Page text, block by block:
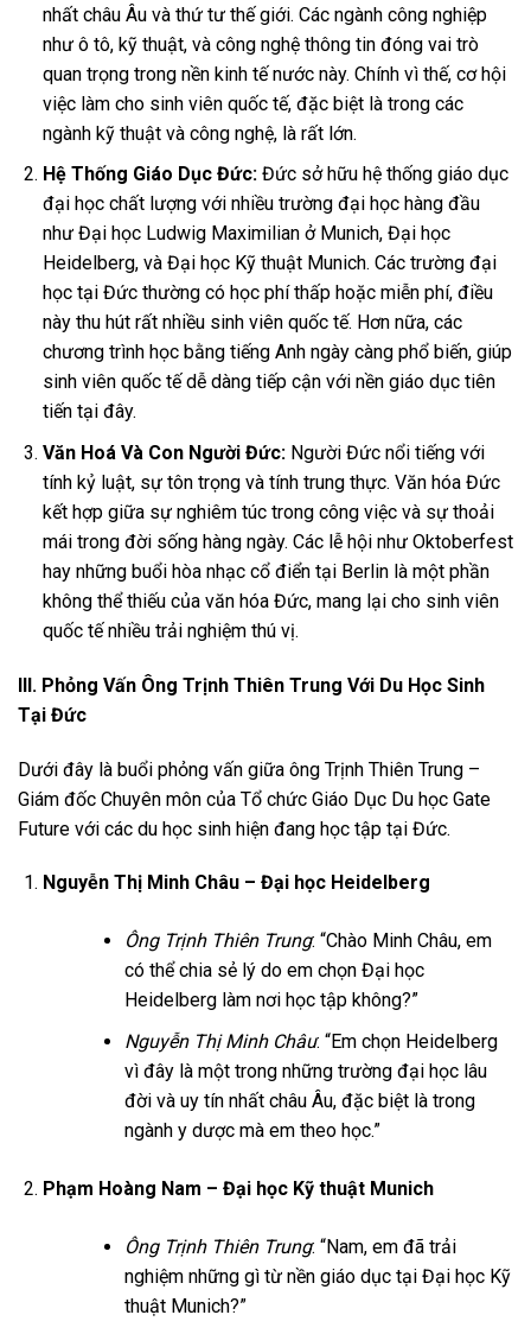
nhất châu Âu và thứ tư thế giới. Các ngành công nghiệp
như ô tô, kỹ thuật, và công nghệ thông tin đóng vai trò
quan trọng trong nền kinh tế nước này. Chính vì thế, cơ hội
việc làm cho sinh viên quốc tế, đặc biệt là trong các
ngành kỹ thuật và công nghệ, là rất lớn.
Hệ Thống Giáo Dục Đức:Đức sở hữu hệ thống giáo dục
đại học chất lượng với nhiều trường đại học hàng đầu
như Đại học Ludwig Maximilian ở Munich, Đại học
Heidelberg, và Đại học Kỹ thuật Munich. Các trường đại
học tại Đức thường có học phí thấp hoặc miễn phí, điều
này thu hút rất nhiều sinh viên quốc tế. Hơn nữa, các
chương trình học bằng tiếng Anh ngày càng phổ biến, giúp
sinh viên quốc tế dễ dàng tiếp cận với nền giáo dục tiên
tiến tại đây.
Văn Hoá Và Con Người Đức:Người Đức nổi tiếng với
tính kỷ luật, sự tôn trọng và tính trung thực. Văn hóa Đức
kết hợp giữa sự nghiêm túc trong công việc và sự thoải
mái trong đời sống hàng ngày. Các lễ hội như Oktoberfest
hay những buổi hòa nhạc cổ điển tại Berlin là một phần
không thể thiếu của văn hóa Đức, mang lại cho sinh viên
quốc tế nhiều trải nghiệm thú vị.
III. Phỏng Vấn Ông Trịnh Thiên Trung Với Du Học Sinh
Tại Đức
Dưới đây là buổi phỏng vấn giữa ông Trịnh Thiên Trung –
Giám đốc Chuyên môn của Tổ chức Giáo Dục Du học Gate
Future với các du học sinh hiện đang học tập tại Đức.
Nguyễn Thị Minh Châu – Đại học Heidelberg
Ông Trịnh Thiên Trung: “Chào Minh Châu, em
có thể chia sẻ lý do em chọn Đại học
Heidelberg làm nơi học tập không?”
Nguyễn Thị Minh Châu: “Em chọn Heidelberg
vì đây là một trong những trường đại học lâu
đời và uy tín nhất châu Âu, đặc biệt là trong
ngành y dược mà em theo học.”
Phạm Hoàng Nam – Đại học Kỹ thuật Munich
Ông Trịnh Thiên Trung: “Nam, em đã trải
nghiệm những gì từ nền giáo dục tại Đại học Kỹ
thuật Munich?”